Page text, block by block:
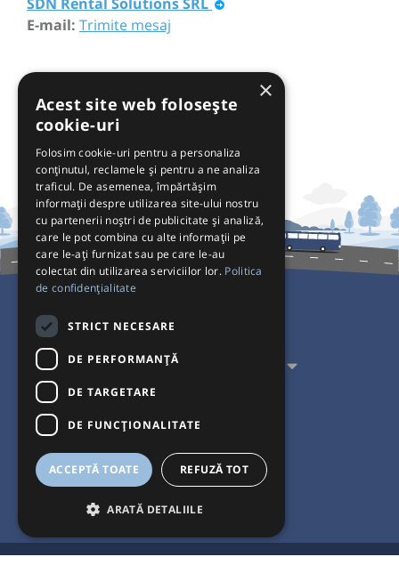
E-mail: Trimite mesaj
Pentru Călători
Pentru Transportatori
Interacționăm
×
Acest site web folosește
cookie-uri
Folosim cookie-uri pentru a personaliza
conținutul, reclamele și pentru a ne analiza
traficul. De asemenea, împărtășim
informații despre utilizarea site-ului nostru
cu partenerii noștri de publicitate și analiză,
care le pot combina cu alte informații pe
care le-ați furnizat sau pe care le-au
colectat din utilizarea serviciilor lor. Politica
de confidențialitate
STRICT NECESARE
DE PERFORMANȚĂ
DE TARGETARE
DE FUNCŢIONALITATE
ACCEPTĂ TOATE REFUZĂ TOT
ARATĂ DETALIILE